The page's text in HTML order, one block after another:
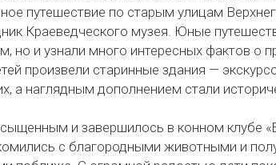
путешествие по старым улицам
Краеведческого музея. Юные
но и узнали много интересных фактов о
произвели старинные здания —
а наглядным дополнением стали
и завершилось в конном клубе
с благородными животными и